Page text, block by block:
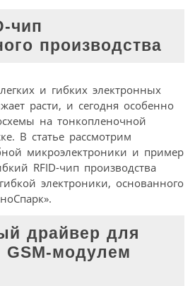
чип
производства
и гибких электронных
расти, и сегодня особенно
на тонкопленочной
В статье рассмотрим
микроэлектроники и пример
RFID-чип производства
электроники, основанного
драйвер для
GSM-модулем